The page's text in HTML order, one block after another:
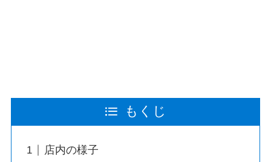
もくじ
店内の様子